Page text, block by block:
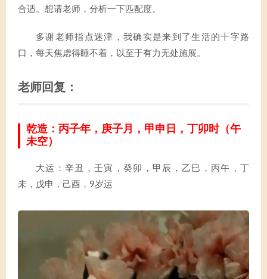
合适。想请老师，分析一下匹配度。
多谢老师指点迷津，我确实是来到了生活的十字路
口，每天焦虑得睡不着，以至于有力无处施展。
老师回复：
乾造：丙子年，庚子月，甲申日，丁卯时（午
未空）
大运：辛丑，壬寅，癸卯，甲辰，乙巳，丙午，丁
未，戊申，己酉，9岁运